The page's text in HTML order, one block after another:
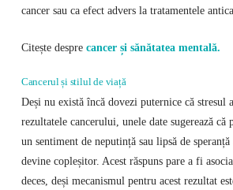
cancer sau ca efect advers la tratamentele
Citește despre cancer și sănătatea mentală.
Cancerul și stilul de viață
Deși nu există încă dovezi puternice că stresul
rezultatele cancerului, unele date sugerează
un sentiment de neputință sau lipsă de
devine copleșitor. Acest răspuns pare a fi
deces, deși mecanismul pentru acest rezultat